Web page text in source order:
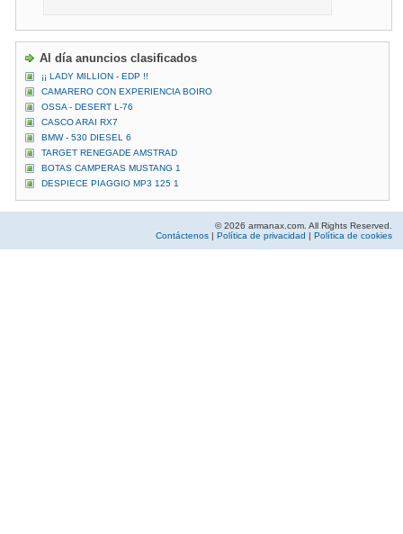
Al día anuncios clasificados
¡¡ LADY MILLION - EDP !!
CAMARERO CON EXPERIENCIA BOIRO
OSSA - DESERT L-76
CASCO ARAI RX7
BMW - 530 DIESEL 6
TARGET RENEGADE AMSTRAD
BOTAS CAMPERAS MUSTANG 1
DESPIECE PIAGGIO MP3 125 1
© 2026 armanax.com. All Rights Reserved.
Contáctenos
Política de privacidad Política de cookies